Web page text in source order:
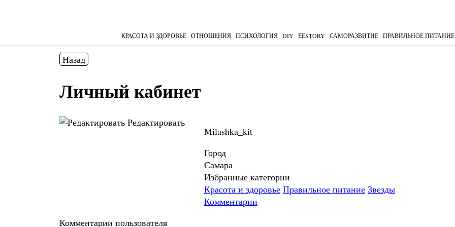
КРАСОТА И ЗДОРОВЬЕ ОТНОШЕНИЯ ПСИХОЛОГИЯ DIY ЕЕSTORY САМОРАЗВИТИЕ ПРАВИЛЬНОЕ ПИТАНИЕ
Назад
Личный кабинет
Редактировать
Milashka_kit
Город
Самара
Избранные категории
Красота и здоровье Правильное питание Звезды
Комментарии
Комментарии пользователя